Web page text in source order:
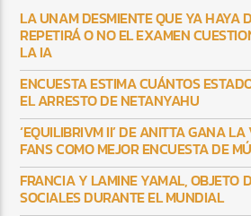
LA UNAM DESMIENTE QUE YA HAYA
REPETIRÁ O NO EL EXAMEN
LA IA
ENCUESTA ESTIMA CUÁNTOS
EL ARRESTO DE NETANYAHU
‘EQUILIBRIVM II’ DE ANITTA GANA LA
FANS COMO MEJOR ENCUESTA DE
FRANCIA Y LAMINE YAMAL, OBJETO
SOCIALES DURANTE EL MUNDIAL